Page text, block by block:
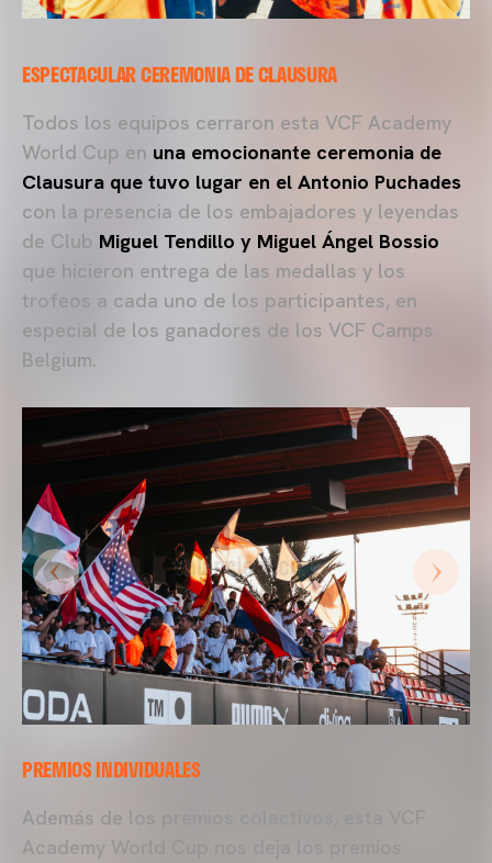
ESPECTACULAR CEREMONIA DE CLAUSURA
Todos los equipos cerraron esta VCF Academy
World Cup en una emocionante ceremonia de
Clausura que tuvo lugar en el Antonio Puchades
con la presencia de los embajadores y leyendas
de Club Miguel Tendillo y Miguel Ángel Bossio
que hicieron entrega de las medallas y los
trofeos a cada uno de los participantes, en
especial de los ganadores de los VCF Camps
Belgium.
PREMIOS INDIVIDUALES
Además de los premios colectivos, esta VCF
Academy World Cup nos deja los premios